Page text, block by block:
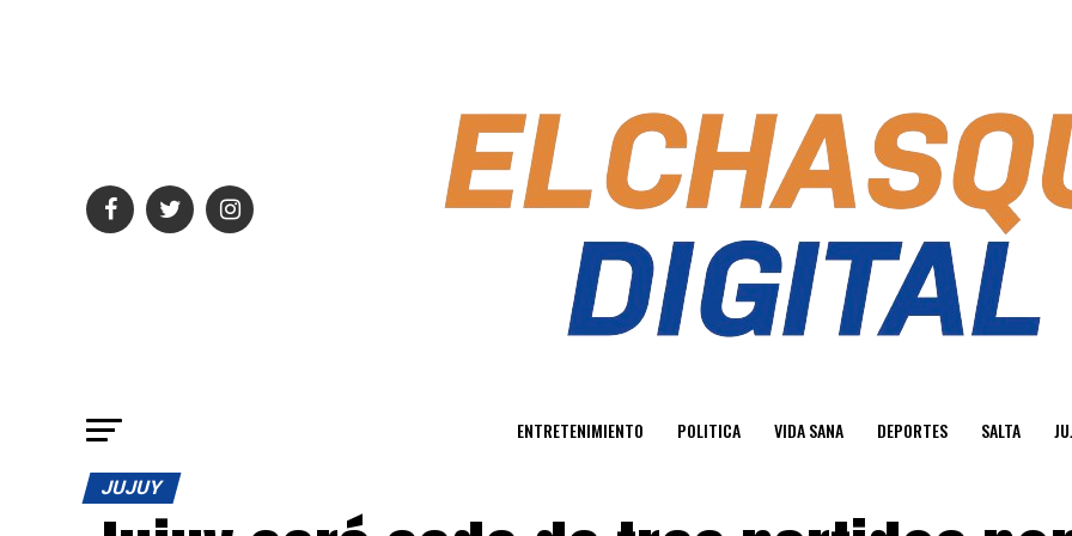
ENTRETENIMIENTO POLITICA VIDA SANA DEPORTES SALTA
JUJUY